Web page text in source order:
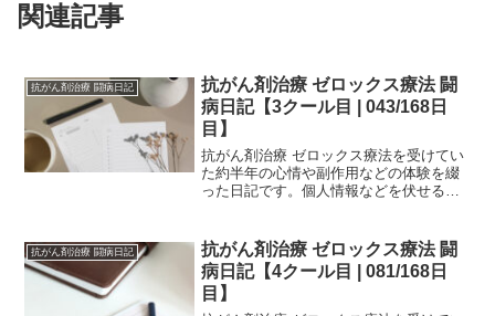
関連記事
抗がん剤治療 闘病日記
抗がん剤治療 ゼロックス療法 闘
病日記【3クール目 | 043/168日
目】
抗がん剤治療 ゼロックス療法を受けてい
た約半年の心情や副作用などの体験を綴
った日記です。個人情報などを伏せるた
す。治療中の方は、どの時期でどのよう
な副作用が生じるか参考...
抗がん剤治療 闘病日記
抗がん剤治療 ゼロックス療法 闘
病日記【4クール目 | 081/168日
目】